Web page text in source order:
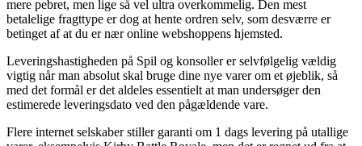
mere pebret, men lige så vel ultra overkommelig. Den mest
betalelige fragttype er dog at hente ordren selv, som desværre er
betinget af at du er nær online webshoppens hjemsted.
Leveringshastigheden på Spil og konsoller er selvfølgelig vældig
vigtig når man absolut skal bruge dine nye varer om et øjeblik, så
med det formål er det aldeles essentielt at man undersøger den
estimerede leveringsdato ved den pågældende vare.
Flere internet selskaber stiller garanti om 1 dags levering på utallige